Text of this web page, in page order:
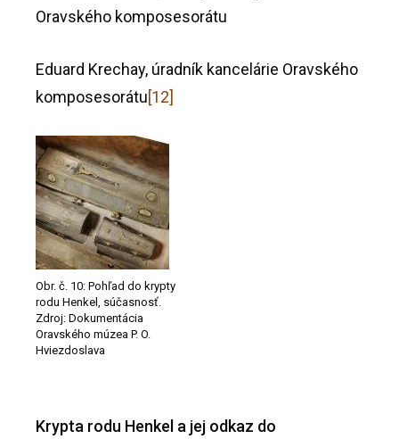
Oravského komposesorátu
Eduard Krechay, úradník kancelárie Oravského
komposesorátu[12]
Obr. č. 10: Pohľad do krypty
rodu Henkel, súčasnosť.
Zdroj: Dokumentácia
Oravského múzea P. O.
Hviezdoslava
Krypta rodu Henkel a jej odkaz do